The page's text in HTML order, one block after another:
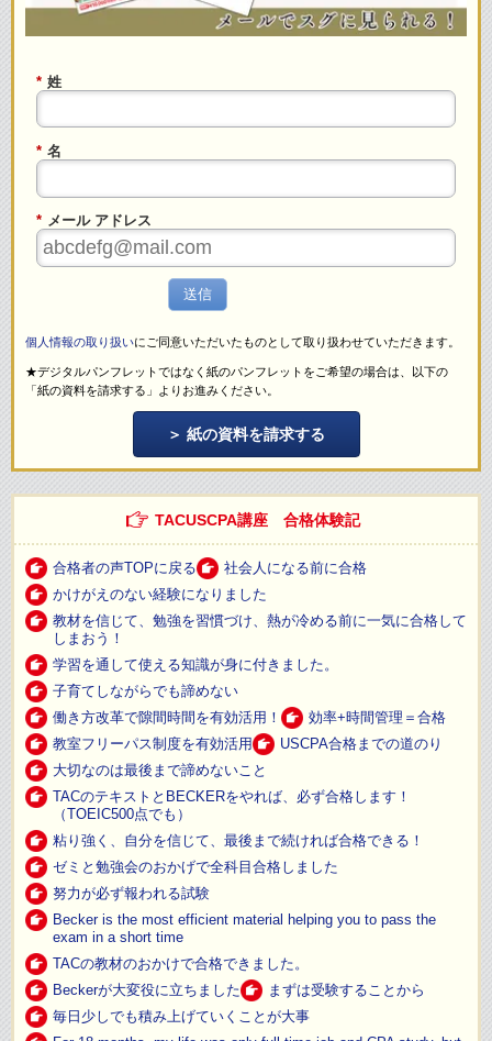
* 姓
* 名
* メール アドレス
送信
個人情報の取り扱いにご同意いただいたものとして取り扱わせていただきます。
★デジタルパンフレットではなく紙のパンフレットをご希望の場合は、以下の
「紙の資料を請求する」よりお進みください。
紙の資料を請求する
TACUSCPA講座 合格体験記
合格者の声TOPに戻る
社会人になる前に合格
かけがえのない経験になりました
教材を信じて、勉強を習慣づけ、熱が冷める前に一気に合格して
しまおう！
学習を通して使える知識が身に付きました。
子育てしながらでも諦めない
働き方改革で隙間時間を有効活用！
効率+時間管理＝合格
教室フリーパス制度を有効活用
USCPA合格までの道のり
大切なのは最後まで諦めないこと
TACのテキストとBECKERをやれば、必ず合格します！
（TOEIC500点でも）
粘り強く、自分を信じて、最後まで続ければ合格できる！
ゼミと勉強会のおかげで全科目合格しました
努力が必ず報われる試験
Becker is the most efficient material helping you to pass the
exam in a short time
TACの教材のおかけで合格できました。
Beckerが大変役に立ちました
まずは受験することから
毎日少しでも積み上げていくことが大事